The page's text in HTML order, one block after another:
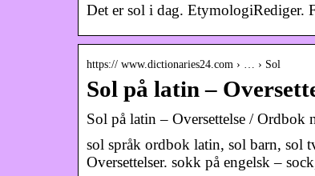
Det er sol i dag. EtymologiRediger.
https:// www.dictionaries24.com › … › Sol
Sol på latin –
Sol på latin – Oversettelse / Ordbok
sol språk ordbok latin, sol barn, sol
Oversettelser. sokk på engelsk –